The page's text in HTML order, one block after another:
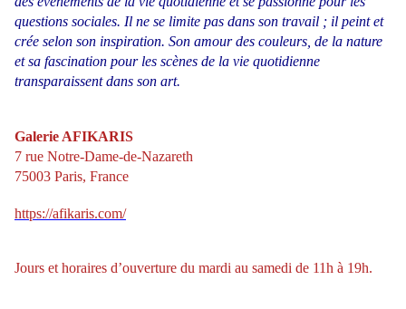
questions sociales. Il ne se limite pas dans son travail ; il peint et
crée selon son inspiration. Son amour des couleurs, de la nature
et sa fascination pour les scènes de la vie quotidienne
transparaissent dans son art.
Galerie AFIKARIS
7 rue Notre-Dame-de-Nazareth
75003 Paris, France
https://afikaris.com/
Jours et horaires d’ouverture du mardi au samedi de 11h à 19h.